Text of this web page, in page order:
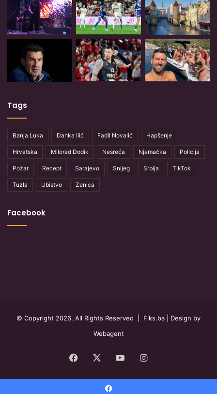
Tags
Banja Luka Danka Ilić Fadil Novalić Hapšenje
Hrvatska Milorad Dodik Nesreća Njemačka Policija
Požar Recept Sarajevo Snijeg Srbija TikTok
Tuzla Ubistvo Zenica
Facebook
© Copyright 2026, All Rights Reserved | Fiks.ba | Design by
Webagent
Facebook YouTubeInstagram